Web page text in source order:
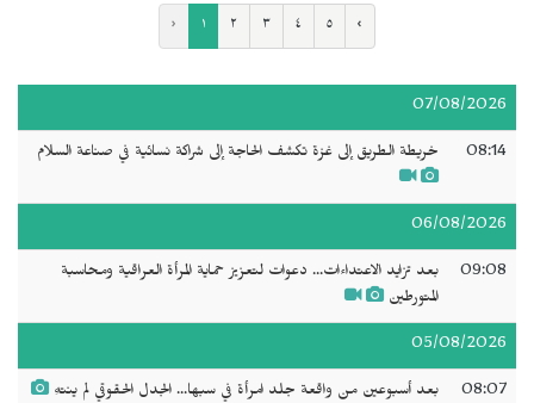
‹ ١ ٢ ٣ ٤ ٥ ›
07/08/2026
08:14 خريطة الطريق إلى غزة تكشف الحاجة إلى شراكة نسائية في صناعة السلام
06/08/2026
09:08
بعد تزايد الاعتداءات... دعوات لتعزيز حماية المرأة العراقية ومحاسبة
المتورطين
05/08/2026
08:07 بعد أسبوعين من واقعة جلد امرأة في سبها... الجدل الحقوقي لم ينتهِ